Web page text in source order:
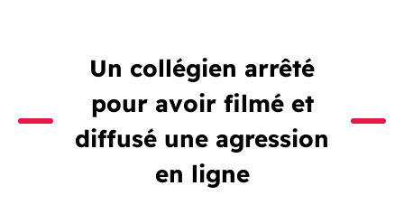
Un collégien arrêté
pour avoir filmé et
diffusé une agression
en ligne